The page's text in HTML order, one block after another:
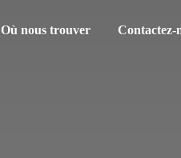
Où nous trouver Contactez-